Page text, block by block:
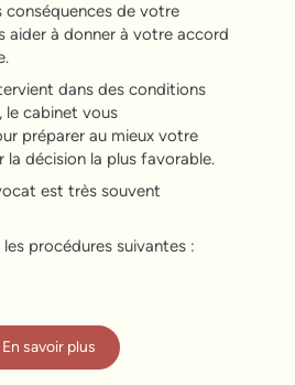
conséquences de votre
aider à donner à votre accord
dans des conditions
le cabinet vous
préparer au mieux votre
décision la plus favorable.
est très souvent
procédures suivantes :
En savoir plus